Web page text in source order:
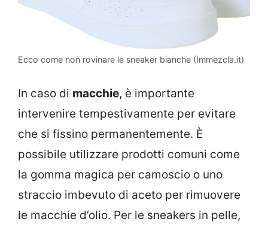
Ecco come non rovinare le sneaker bianche (Immezcla.it)
In caso di macchie, è importante
intervenire tempestivamente per evitare
che si fissino permanentemente. È
possibile utilizzare prodotti comuni come
la gomma magica per camoscio o uno
straccio imbevuto di aceto per rimuovere
le macchie d’olio. Per le sneakers in pelle,